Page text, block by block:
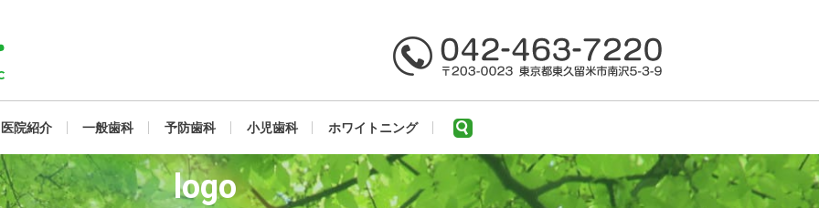
医院紹介 一般歯科 予防歯科 小児歯科 ホワイトニング
logo